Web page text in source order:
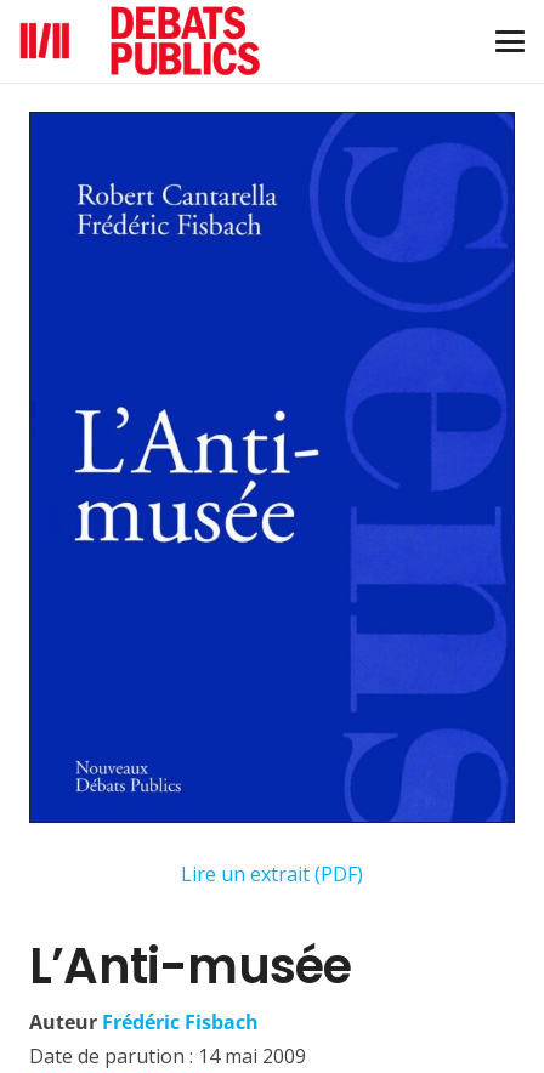
Lire un extrait (PDF)
L’Anti-musée
Auteur Frédéric Fisbach
Date de parution : 14 mai 2009